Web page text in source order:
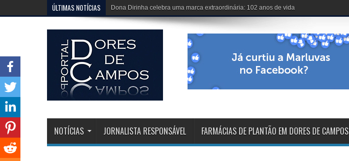
ÚLTIMAS NOTÍCIAS Igreja Matriz está belíssima e celebrações voltarão na sexta-feira
NOTÍCIAS JORNALISTA RESPONSÁVEL FARMÁCIAS DE PLANTÃO EM DORES DE CAMPOS